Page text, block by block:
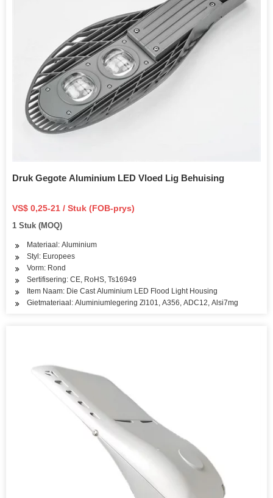
Druk Gegote Aluminium LED Vloed Lig Behuising
VS$ 0,25-21 / Stuk (FOB-prys)
1 Stuk (MOQ)
Materiaal: Aluminium
Styl: Europees
Vorm: Rond
Sertifisering: CE, RoHS, Ts16949
Item Naam: Die Cast Aluminium LED Flood Light Housing
Gietmateriaal: Aluminiumlegering Zl101, A356, ADC12, Alsi7mg